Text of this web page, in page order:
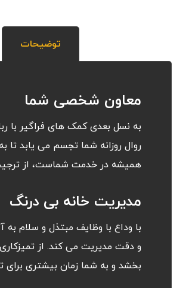
توضیحات
معاون شخصی شما
به نسل بعدی کمک های فراگیر با
روال روزانه شما تجسم می یابد تا
همیشه در خدمت شماست، از
مدیریت خانه بی درنگ
با وداع با وظایف مبتذل و سلام
و دقت مدیریت می کند. از
بخشد و به شما زمان بیشتری